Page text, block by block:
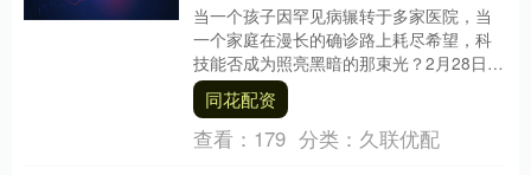
当一个孩子因罕见病辗转于多家医院，当
一个家庭在漫长的确诊路上耗尽希望，科
技能否成为照亮黑暗的那束光？2月28日，
上海交通大学用一份沉甸甸的礼物回应期
盼——医学循....
同花配资
查看： 179 分类： 久联优配